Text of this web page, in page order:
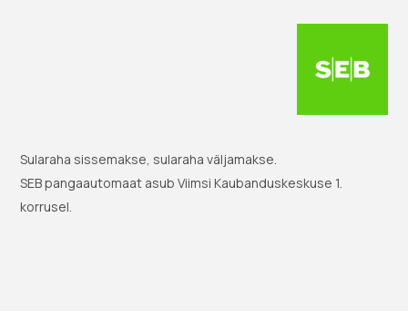
Sularaha sissemakse, sularaha väljamakse.
SEB pangaautomaat asub Viimsi Kaubanduskeskuse 1.
korrusel.